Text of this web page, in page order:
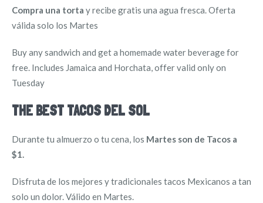
Compra una torta y recibe gratis una agua fresca. Oferta
válida solo los Martes
Buy any sandwich and get a homemade water beverage for
free. Includes Jamaica and Horchata, offer valid only on
Tuesday
THE BEST TACOS DEL SOL
Durante tu almuerzo o tu cena, los Martes son de Tacos a
$1.
Disfruta de los mejores y tradicionales tacos Mexicanos a tan
solo un dolor. Válido en Martes.